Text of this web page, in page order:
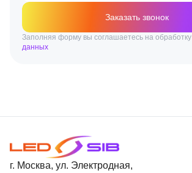
Заказать звонок
Заполняя форму вы соглашаетесь на обработку
данных
г. Москва, ул. Электродная,